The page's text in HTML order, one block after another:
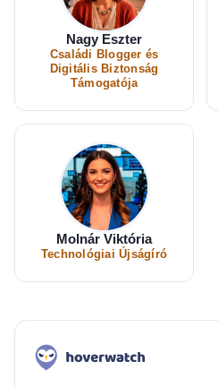
Nagy Eszter
Családi Blogger és
Digitális Biztonság
Támogatója
Molnár Viktória
Technológiai Újságíró